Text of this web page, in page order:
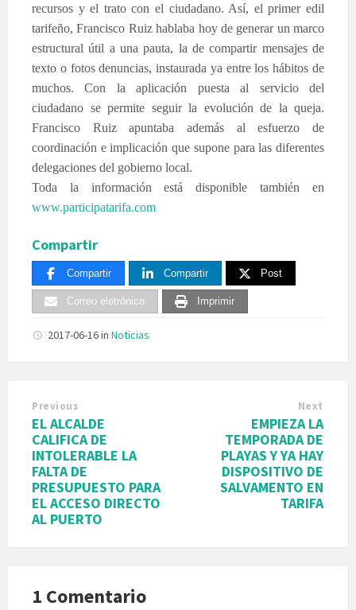
recursos y el trato con el ciudadano. Así, el primer edil
tarifeño, Francisco Ruiz hablaba hoy de generar un marco
estructural útil a una pauta, la de compartir mensajes de
texto o fotos denuncias, instaurada ya entre los hábitos de
muchos. Con la aplicación puesta al servicio del
ciudadano se permite seguir la evolución de la queja.
Francisco Ruiz apuntaba además al esfuerzo de
coordinación e implicación que supone para las diferentes
delegaciones del gobierno local.
Toda la información está disponible también en
www.participatarifa.com
Compartir
Compartir Compartir Post
Correo eletrónico Imprimir
2017-06-16in Noticias
Previous
EL ALCALDE
CALIFICA DE
INTOLERABLE LA
FALTA DE
PRESUPUESTO PARA
EL ACCESO DIRECTO
AL PUERTO
Next
EMPIEZA LA
TEMPORADA DE
PLAYAS Y YA HAY
DISPOSITIVO DE
SALVAMENTO EN
TARIFA
1 Comentario